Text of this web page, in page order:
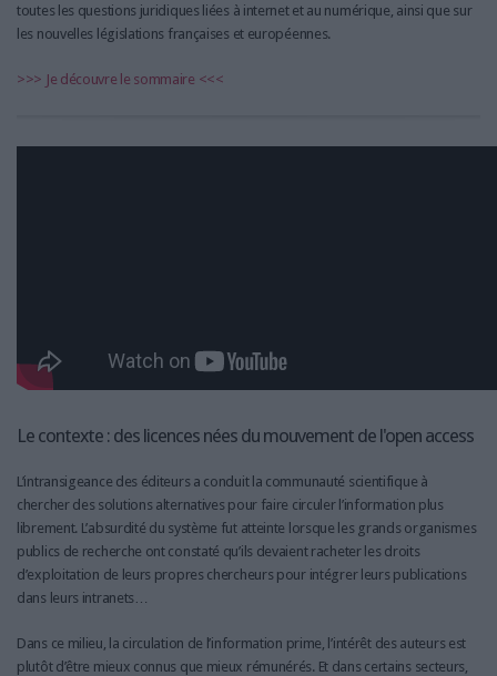
toutes les questions juridiques liées à internet et au numérique, ainsi que sur
les nouvelles législations françaises et européennes.
>>> Je découvre le sommaire <<<
Le contexte : des licences nées du mouvement de l'open access
L’intransigeance des éditeurs a conduit la communauté scientifique à
chercher des solutions alternatives pour faire circuler l’information plus
librement. L’absurdité du système fut atteinte lorsque les grands organismes
publics de recherche ont constaté qu’ils devaient racheter les droits
d’exploitation de leurs propres chercheurs pour intégrer leurs publications
dans leurs intranets…
Dans ce milieu, la circulation de l’information prime, l’intérêt des auteurs est
plutôt d’être mieux connus que mieux rémunérés. Et dans certains secteurs,